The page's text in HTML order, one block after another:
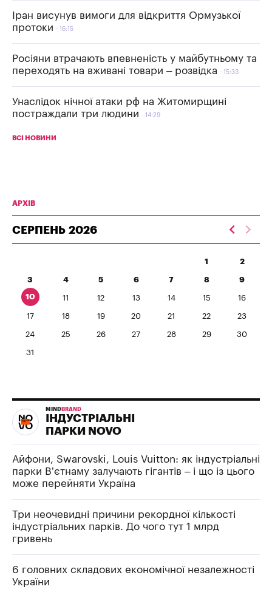
Іран висунув вимоги для відкриття Ормузької
протоки
16:15
Росіяни втрачають впевненість у майбутньому та
переходять на вживані товари – розвідка
15:33
Унаслідок нічної атаки рф на Житомирщині
постраждали три людини
14:29
ВСІ НОВИНИ
АРХІВ
СЕРПЕНЬ 2026
1 2
3 4 5 6 7 8 9
10 11 12 13 14 15 16
17 18 19 20 21 22 23
24 25 26 27 28 29 30
31
MIND BRAND
ІНДУСТРІАЛЬНІ
ПАРКИ NOVO
Айфони, Swarovski, Louis Vuitton: як індустріальні
парки В’єтнаму залучають гігантів – і що із цього
може перейняти Україна
Три неочевидні причини рекордної кількості
індустріальних парків. До чого тут 1 млрд
гривень
6 головних складових економічної незалежності
України